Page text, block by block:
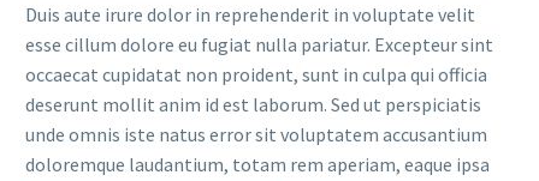
Duis aute irure dolor in reprehenderit in voluptate velit
esse cillum dolore eu fugiat nulla pariatur. Excepteur sint
occaecat cupidatat non proident, sunt in culpa qui officia
deserunt mollit anim id est laborum. Sed ut perspiciatis
unde omnis iste natus error sit voluptatem accusantium
doloremque laudantium, totam rem aperiam, eaque ipsa